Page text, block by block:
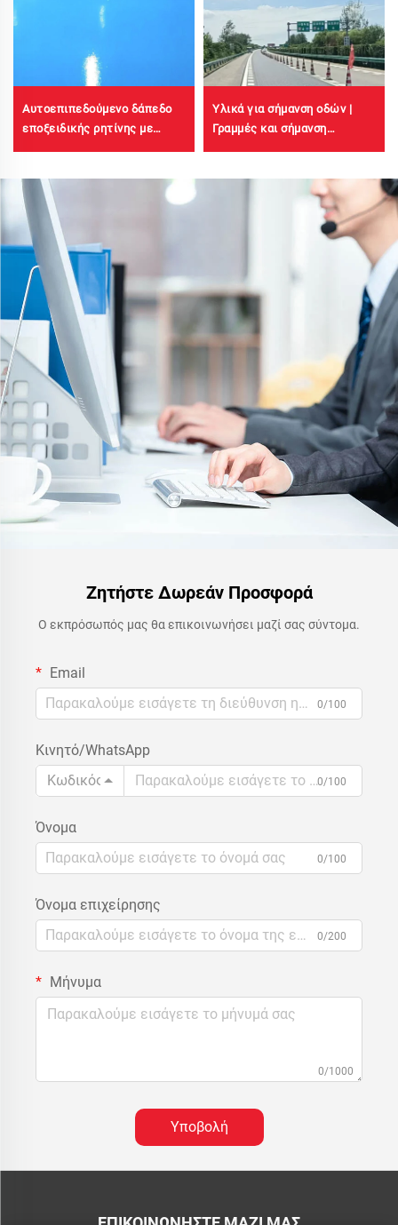
Αυτοεπιπεδούμενο δάπεδο
εποξειδικής ρητίνης με
υψηλής ποιότητας
κατοικησιακά έργα
Υλικά για σήμανση οδών |
Γραμμές και σήμανση
σκυροδετήνες επιφάνειες
Ζητήστε Δωρεάν Προσφορά
Ο εκπρόσωπός μας θα επικοινωνήσει μαζί σας σύντομα.
Email
0/100
Κινητό/WhatsApp
Κωδικός
0/100
Όνομα
0/100
Όνομα επιχείρησης
0/200
Μήνυμα
0/1000
Υποβολή